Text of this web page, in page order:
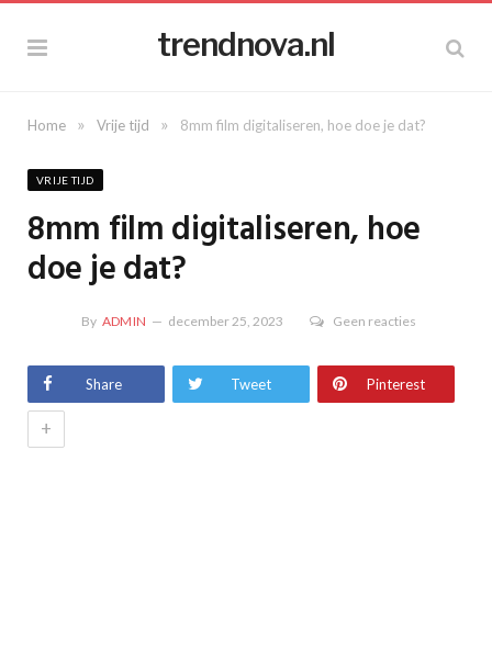
trendnova.nl
Home » Vrije tijd » 8mm film digitaliseren, hoe doe je dat?
VRIJE TIJD
8mm film digitaliseren, hoe
doe je dat?
By ADMIN december 25, 2023 Geen reacties
Share Tweet Pinterest
+